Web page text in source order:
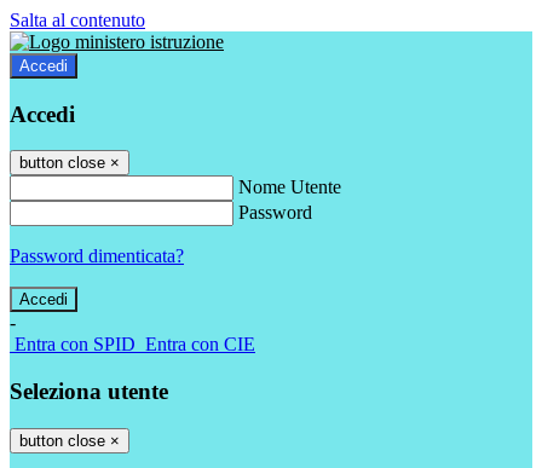
Salta al contenuto
Accedi
Accedi
button close ×
Nome Utente
Password
Password dimenticata?
-
Entra con SPID Entra con CIE
Seleziona utente
button close ×